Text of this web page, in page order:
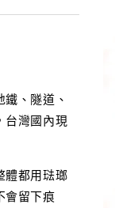
、隧道、
台灣國內現
體都用琺瑯
會留下痕